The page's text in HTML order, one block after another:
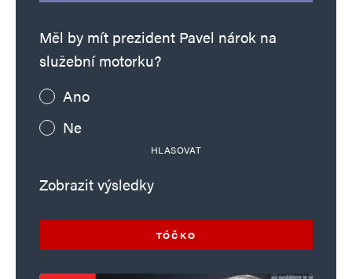
Měl by mít prezident Pavel nárok na
služební motorku?
Ano
Ne
HLASOVAT
Zobrazit výsledky
TÓČKO